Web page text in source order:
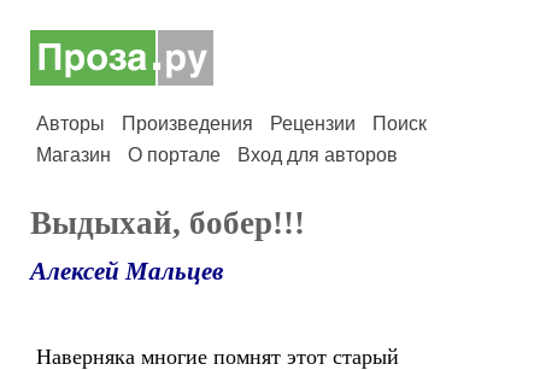
Авторы Произведения Рецензии
Поиск
Магазин
О портале Вход для авторов
Выдыхай, бобер!!!
Алексей Мальцев
Наверняка многие помнят этот старый